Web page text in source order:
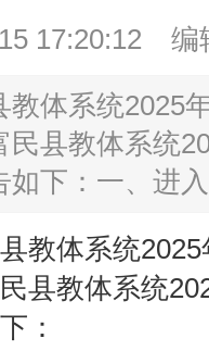
17:20:12 编
体系统2025
县教体系统
如下：一、进
教体系统
县教体系统
：